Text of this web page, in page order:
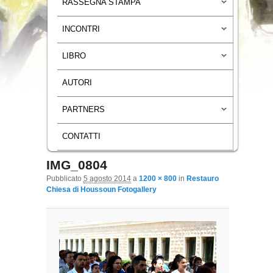
RASSEGNA STAMPA
INCONTRI
LIBRO
AUTORI
PARTNERS
CONTATTI
Navigazione immagini
IMG_0804
Pubblicato 5 agosto 2014a 1200 × 800in Restauro
Chiesa di Houssoun Fotogallery